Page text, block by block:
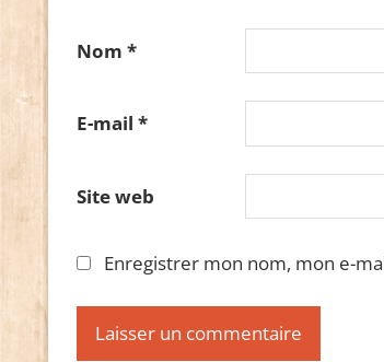
Nom *
E-mail *
Site web
Enregistrer mon nom, mon e-